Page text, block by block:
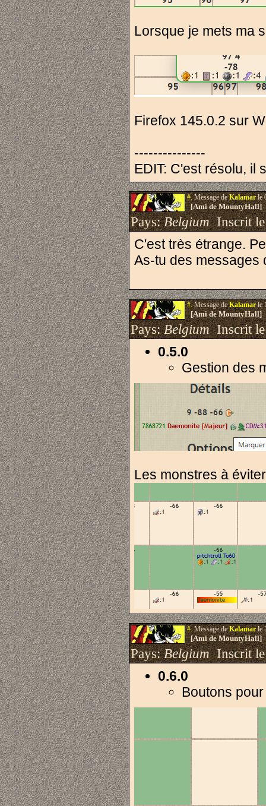
Lorsque je mets ma
Firefox 145.0.2 sur
---------------
EDIT: C'est résolu, il
#.Message deKalamarle
[Ami de MountyHall]
Pays:BelgiumInscrit
C'est très étrange.
As-tu des messages
#.Message deKalamarle
[Ami de MountyHall]
Pays:BelgiumInscrit
0.5.0
Gestion des
Les monstres à
#.Message deKalamarle
[Ami de MountyHall]
Pays:BelgiumInscrit
0.6.0
Boutons